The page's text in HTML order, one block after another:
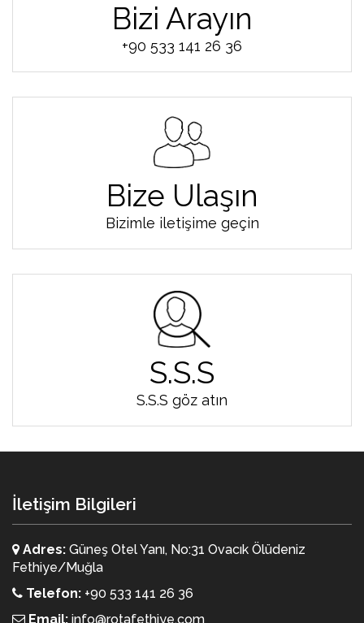
Bizi Arayın
+90 533 141 26 36
Bize Ulaşın
Bizimle iletişime geçin
S.S.S
S.S.S göz atın
İletişim Bilgileri
Adres: Güneş Otel Yanı, No:31 Ovacık Ölüdeniz
Fethiye/Muğla
Telefon: +90 533 141 26 36
Email: info@rotafethiye.com